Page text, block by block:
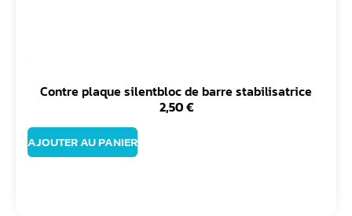
Contre plaque silentbloc de barre stabilisatrice
2,50€
AJOUTER AU PANIER